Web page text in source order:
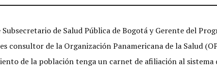
Subsecretario de Salud Pública de Bogotá y Gerente del
consultor de la Organización Panamericana de la Salud
de la población tenga un carnet de afiliación al sistema